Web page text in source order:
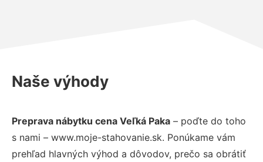
Naše výhody
Preprava nábytku cena Veľká Paka – poďte do toho
s nami – www.moje-stahovanie.sk. Ponúkame vám
prehľad hlavných výhod a dôvodov, prečo sa obrátiť